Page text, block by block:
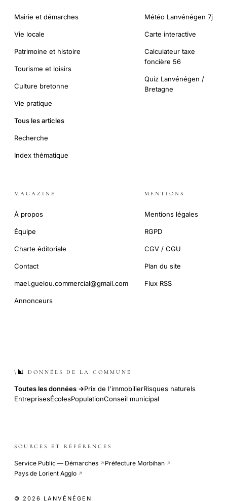
Mairie et démarches
Vie locale
Patrimoine et histoire
Tourisme et loisirs
Culture bretonne
Vie pratique
Tous les articles
Recherche
Index thématique
Météo Lanvénégen 7j
Carte interactive
Calculateur taxe
foncière 56
Quiz Lanvénégen /
Bretagne
MAGAZINE
À propos
Équipe
Charte éditoriale
Contact
mael.guelou.commercial@gmail.com
Annonceurs
MENTIONS
Mentions légales
RGPD
CGV / CGU
Plan du site
Flux RSS
\📊 DONNÉES DE LA COMMUNE
Toutes les données →Prix de l'immobilierRisques naturels
EntreprisesÉcolesPopulationConseil municipal
SOURCES ET RÉFÉRENCES
Service Public — Démarches ↗ Préfecture Morbihan ↗
Pays de Lorient Agglo ↗
© 2026 LANVÉNÉGEN